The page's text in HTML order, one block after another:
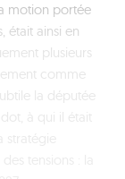
motion portée
était ainsi en
plusieurs
comme
la députée